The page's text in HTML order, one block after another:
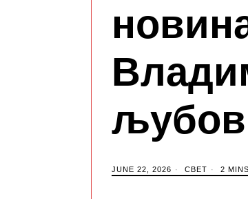
JUNE 22, 2026 СВЕТ 2